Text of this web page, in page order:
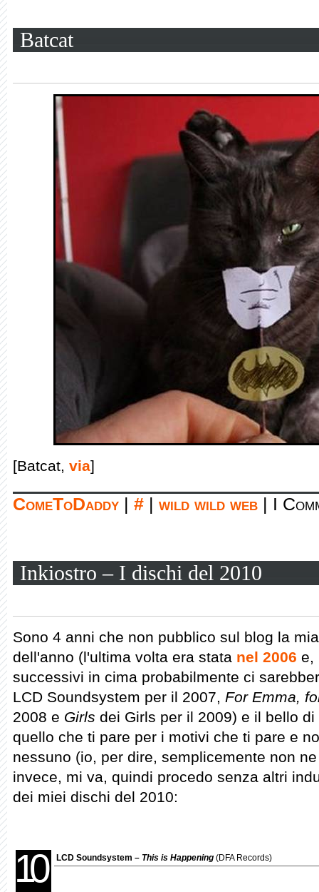
Batcat
[Batcat, via]
ComeToDaddy # wild wild web I
Inkiostro – I dischi del 2010
Sono 4 anni che non pubblico sul blog la
dell'anno (l'ultima volta era stata nel 2006 e,
successivi in cima probabilmente ci
LCD Soundsystem per il 2007, For Emma,
2008 e Girls dei Girls per il 2009) e il bello
quello che ti pare per i motivi che ti pare e
nessuno (io, per dire, semplicemente non
invece, mi va, quindi procedo senza altri
dei miei dischi del 2010:
10 LCD Soundsystem – This is Happening (DFA Records)